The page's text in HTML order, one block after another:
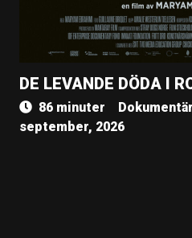
DE LEVANDE DÖDA I
86 minuter Dokumentär
september, 2026